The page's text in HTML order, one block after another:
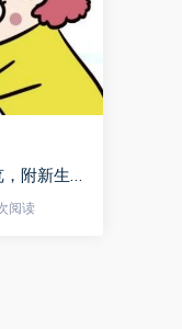
附新生儿
阅读